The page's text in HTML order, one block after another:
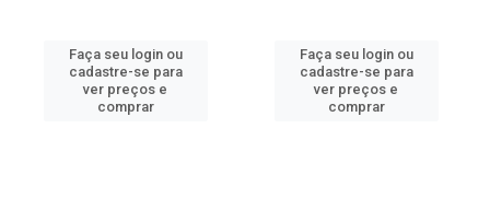
Faça seu login ou
cadastre-se para
ver preços e
comprar
Faça seu login ou
cadastre-se para
ver preços e
comprar